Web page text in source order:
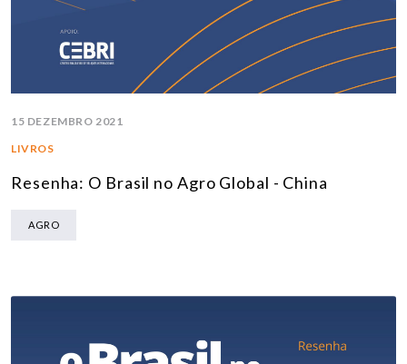
15 DEZEMBRO 2021
LIVROS
Resenha: O Brasil no Agro Global - China
AGRO